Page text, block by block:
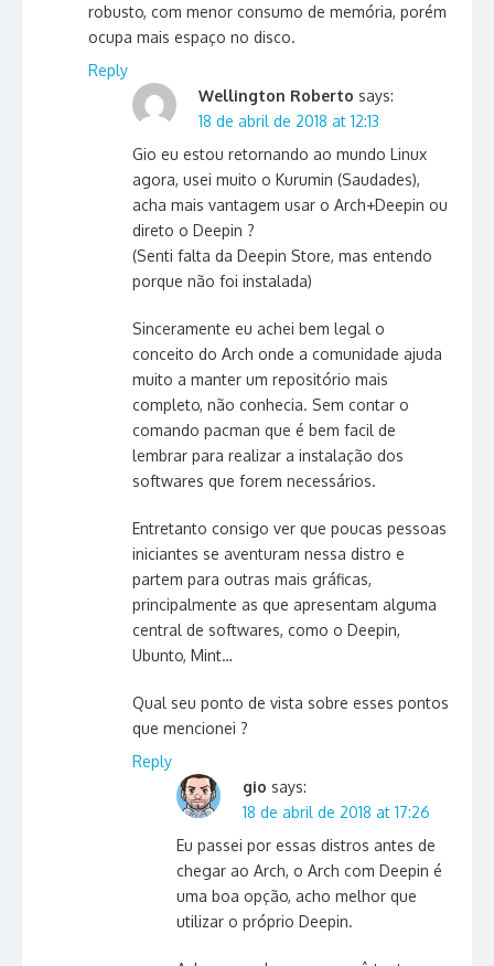
robusto, com menor consumo de memória, porém
ocupa mais espaço no disco.
Reply
Wellington Roberto says:
18 de abril de 2018 at 12:13
Gio eu estou retornando ao mundo Linux
agora, usei muito o Kurumin (Saudades),
acha mais vantagem usar o Arch+Deepin ou
direto o Deepin ?
(Senti falta da Deepin Store, mas entendo
porque não foi instalada)
Sinceramente eu achei bem legal o
conceito do Arch onde a comunidade ajuda
muito a manter um repositório mais
completo, não conhecia. Sem contar o
comando pacman que é bem facil de
lembrar para realizar a instalação dos
softwares que forem necessários.
Entretanto consigo ver que poucas pessoas
iniciantes se aventuram nessa distro e
partem para outras mais gráficas,
principalmente as que apresentam alguma
central de softwares, como o Deepin,
Ubunto, Mint…
Qual seu ponto de vista sobre esses pontos
que mencionei ?
Reply
gio says:
18 de abril de 2018 at 17:26
Eu passei por essas distros antes de
chegar ao Arch, o Arch com Deepin é
uma boa opção, acho melhor que
utilizar o próprio Deepin.